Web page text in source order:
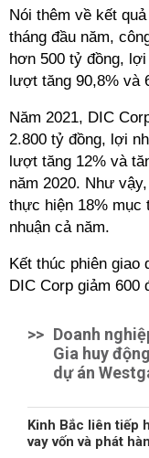
Nói thêm về kết
tháng đầu năm,
hơn 500 tỷ đồng,
lượt tăng 90,8% và
Năm 2021, DIC
2.800 tỷ đồng, lợi
lượt tăng 12% và
năm 2020. Như
thực hiện 18% mục
nhuận cả năm.
Kết thúc phiên giao
DIC Corp giảm 600
>> Doanh
Gia huy
dự án
Kinh Bắc liên tiếp
vay vốn và phát